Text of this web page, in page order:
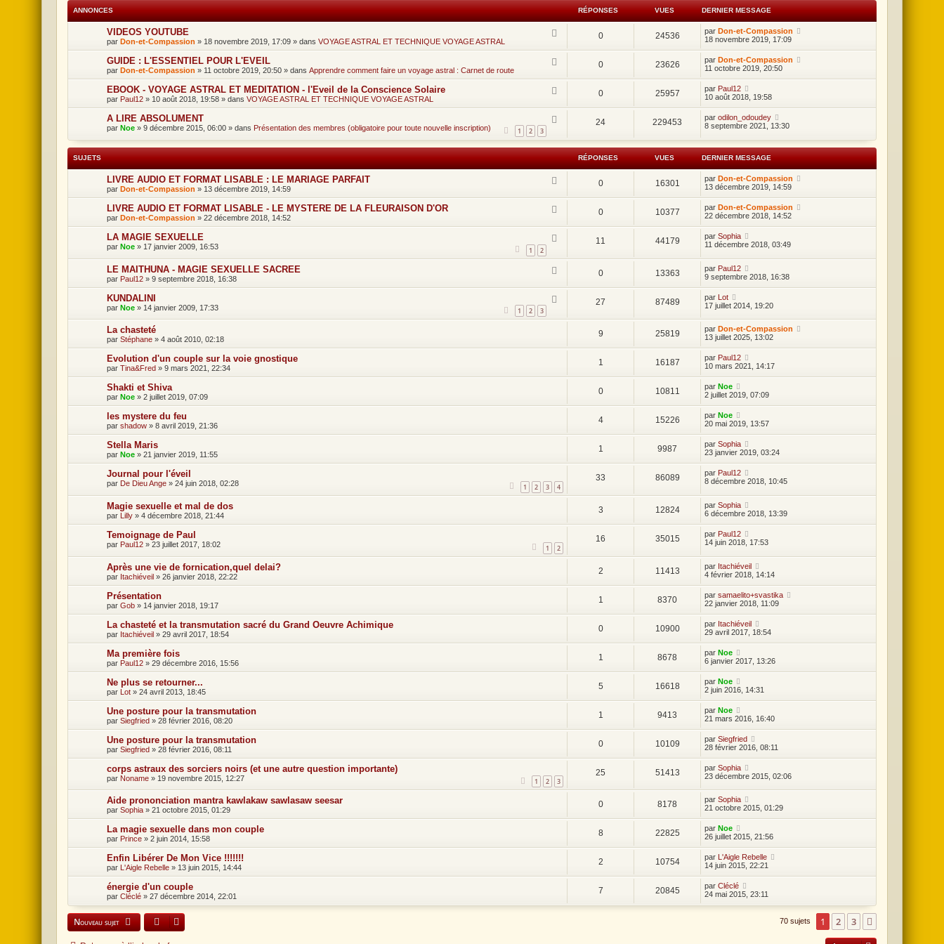
m
e
o
û
2
:
ANNONCES RÉPONSES VUES DERNIER MESSAGE
VIDEOS YOUTUBE
par Don-et-Compassion » 18 novembre 2019, 17:09 » dans VOYAGE ASTRAL ET TECHNIQUE VOYAGE ASTRAL
0 24536 par Don-et-Compassion
18 novembre 2019, 17:09
GUIDE : L'ESSENTIEL POUR L'EVEIL
par Don-et-Compassion » 11 octobre 2019, 20:50 » dans Apprendre comment faire un voyage astral : Carnet de route
0 23626 par Don-et-Compassion
11 octobre 2019, 20:50
EBOOK - VOYAGE ASTRAL ET MEDITATION - l'Eveil de la Conscience Solaire
par Paul12 » 10 août 2018, 19:58 » dans VOYAGE ASTRAL ET TECHNIQUE VOYAGE ASTRAL
0 25957 par Paul12
10 août 2018, 19:58
A LIRE ABSOLUMENT
par Noe » 9 décembre 2015, 06:00 » dans Présentation des membres (obligatoire pour toute nouvelle inscription) 1 2 3
24 229453 par odilon_odoudey
8 septembre 2021, 13:30
SUJETS RÉPONSES VUES DERNIER MESSAGE
LIVRE AUDIO ET FORMAT LISABLE : LE MARIAGE PARFAIT
par Don-et-Compassion » 13 décembre 2019, 14:59
0 16301 par Don-et-Compassion
13 décembre 2019, 14:59
LIVRE AUDIO ET FORMAT LISABLE - LE MYSTERE DE LA FLEURAISON D'OR
par Don-et-Compassion » 22 décembre 2018, 14:52
0 10377 par Don-et-Compassion
22 décembre 2018, 14:52
LA MAGIE SEXUELLE
par Noe » 17 janvier 2009, 16:53 1 2
11 44179 par Sophia
11 décembre 2018, 03:49
LE MAITHUNA - MAGIE SEXUELLE SACREE
par Paul12 » 9 septembre 2018, 16:38
0 13363 par Paul12
9 septembre 2018, 16:38
KUNDALINI
par Noe » 14 janvier 2009, 17:33 1 2 3
27 87489 par Lot
17 juillet 2014, 19:20
La chasteté
par Stéphane » 4 août 2010, 02:18
9 25819 par Don-et-Compassion
13 juillet 2025, 13:02
Evolution d'un couple sur la voie gnostique
par Tina&Fred » 9 mars 2021, 22:34
1 16187 par Paul12
10 mars 2021, 14:17
Shakti et Shiva
par Noe » 2 juillet 2019, 07:09
0 10811 par Noe
2 juillet 2019, 07:09
les mystere du feu
par shadow » 8 avril 2019, 21:36
4 15226 par Noe
20 mai 2019, 13:57
Stella Maris
par Noe » 21 janvier 2019, 11:55
1 9987 par Sophia
23 janvier 2019, 03:24
Journal pour l'éveil
par De Dieu Ange » 24 juin 2018, 02:28 1 2 3 4
33 86089 par Paul12
8 décembre 2018, 10:45
Magie sexuelle et mal de dos
par Lilly » 4 décembre 2018, 21:44
3 12824 par Sophia
6 décembre 2018, 13:39
Temoignage de Paul
par Paul12 » 23 juillet 2017, 18:02 1 2
16 35015 par Paul12
14 juin 2018, 17:53
Après une vie de fornication,quel delai?
par Itachiéveil » 26 janvier 2018, 22:22
2 11413 par Itachiéveil
4 février 2018, 14:14
Présentation
par Gob » 14 janvier 2018, 19:17
1 8370 par samaelito+svastika
22 janvier 2018, 11:09
La chasteté et la transmutation sacré du Grand Oeuvre Achimique
par Itachiéveil » 29 avril 2017, 18:54
0 10900 par Itachiéveil
29 avril 2017, 18:54
Ma première fois
par Paul12 » 29 décembre 2016, 15:56
1 8678 par Noe
6 janvier 2017, 13:26
Ne plus se retourner...
par Lot » 24 avril 2013, 18:45
5 16618 par Noe
2 juin 2016, 14:31
Une posture pour la transmutation
par Siegfried » 28 février 2016, 08:20
1 9413 par Noe
21 mars 2016, 16:40
Une posture pour la transmutation
par Siegfried » 28 février 2016, 08:11
0 10109 par Siegfried
28 février 2016, 08:11
corps astraux des sorciers noirs (et une autre question importante)
par Noname » 19 novembre 2015, 12:27 1 2 3
25 51413 par Sophia
23 décembre 2015, 02:06
Aide prononciation mantra kawlakaw sawlasaw seesar
par Sophia » 21 octobre 2015, 01:29
0 8178 par Sophia
21 octobre 2015, 01:29
La magie sexuelle dans mon couple
par Prince » 2 juin 2014, 15:58
8 22825 par Noe
26 juillet 2015, 21:56
Enfin Libérer De Mon Vice !!!!!!!
par L'Aigle Rebelle » 13 juin 2015, 14:44
2 10754 par
L'Aigle Rebelle
14 juin 2015, 22:21
énergie d'un couple
par Cléclé » 27 décembre 2014, 22:01
7 20845 par Cléclé
24 mai 2015, 23:11
Nouveau sujet 70 sujets 1 2 3